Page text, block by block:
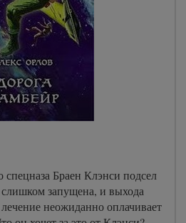
Браен Клэнси подсел
запущена, и выхода
неожиданно оплачивает